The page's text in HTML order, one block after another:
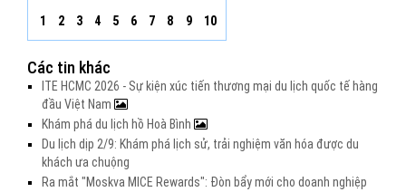
1 2 3 4 5 6 7 8 9 10
Các tin khác
ITE HCMC 2026 - Sự kiện xúc tiến thương mại du lịch quốc tế hàng
đầu Việt Nam
Khám phá du lịch hồ Hoà Bình
Du lịch dịp 2/9: Khám phá lịch sử, trải nghiệm văn hóa được du
khách ưa chuộng
Ra mắt "Moskva MICE Rewards": Đòn bẩy mới cho doanh nghiệp